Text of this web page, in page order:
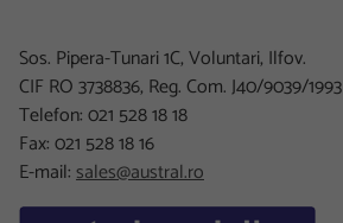
Sos. Pipera-Tunari 1C, Voluntari, Ilfov.
CIF RO 3738836, Reg. Com. J40/9039/1993
Telefon: 021 528 18 18
Fax: 021 528 18 16
E-mail:sales@austral.ro